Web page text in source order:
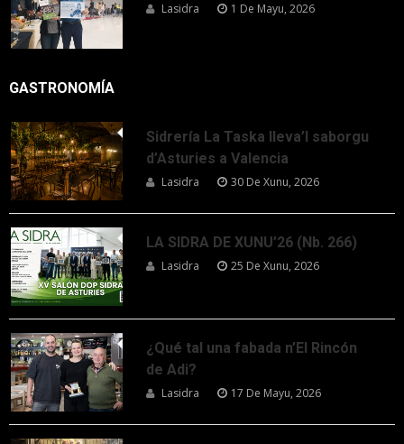
Lasidra 1 De Mayu, 2026
GASTRONOMÍA
Sidrería La Taska lleva’l saborgu
d’Asturies a Valencia
Lasidra 30 De Xunu, 2026
LA SIDRA DE XUNU’26 (Nb. 266)
Lasidra 25 De Xunu, 2026
¿Qué tal una fabada n’El Rincón
de Adi?
Lasidra 17 De Mayu, 2026